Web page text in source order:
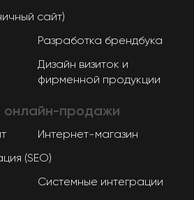
сайт)
Разработка брендбука
Дизайн визиток и
фирменной продукции
онлайн-продажи
Интернет-магазин
(SEO)
Системные интеграции